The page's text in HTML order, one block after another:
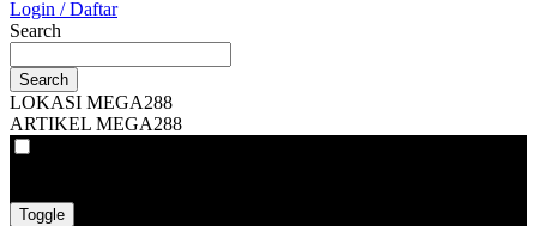
Login / Daftar
Search
Search
LOKASI MEGA288
ARTIKEL MEGA288
Toggle